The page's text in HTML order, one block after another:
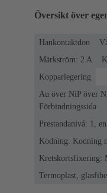
Översikt över
Hankontaktdon
Märkström: ‌2 A
Kopparlegering
Au över NiP över
Förbindningssida
Prestandanivå: 1,
Kodning: Kodning
Kretskortsfixering:
Termoplast,